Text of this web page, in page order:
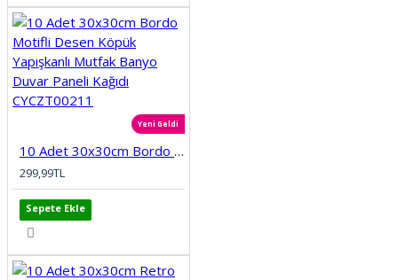
Yeni Geldi
10 Adet 30x30cm Bordo Motifli Desen Köpük Yapışkanlı Mutfak Banyo Duvar Paneli Kağıdı CYCZT00211
299,99TL
Sepete Ekle